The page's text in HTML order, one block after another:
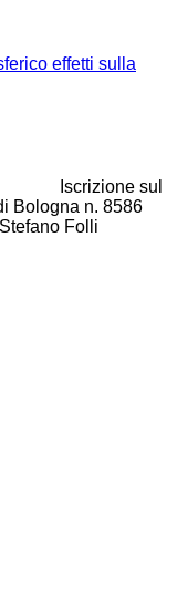
effetti sulla
Iscrizione sul
Bologna n. 8586
Folli